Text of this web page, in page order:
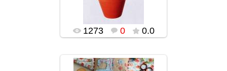
1273 0 0.0